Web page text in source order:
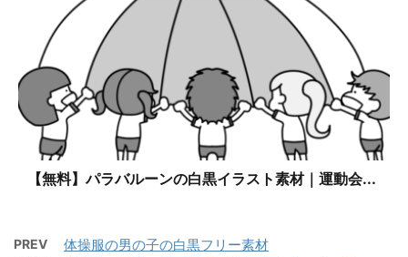
【無料】パラバルーンの白黒イラスト素材｜運動会...
PREV 体操服の男の子の白黒フリー素材